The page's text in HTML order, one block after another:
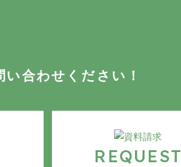
い合わせください！
REQUEST